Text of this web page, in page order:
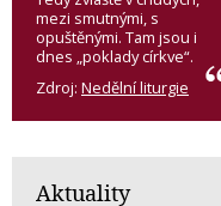
mezi smutnými, s
opuštěnými. Tam jsou i
dnes „poklady církve“.
Zdroj: Nedělní liturgie
Aktuality